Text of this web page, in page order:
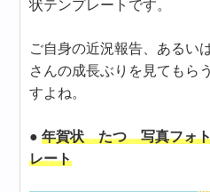
状テンプレートです。
ご自身の近況報告、あるい
さんの成長ぶりを見てもら
すよね。
●年賀状 たつ 写真フォ
レート